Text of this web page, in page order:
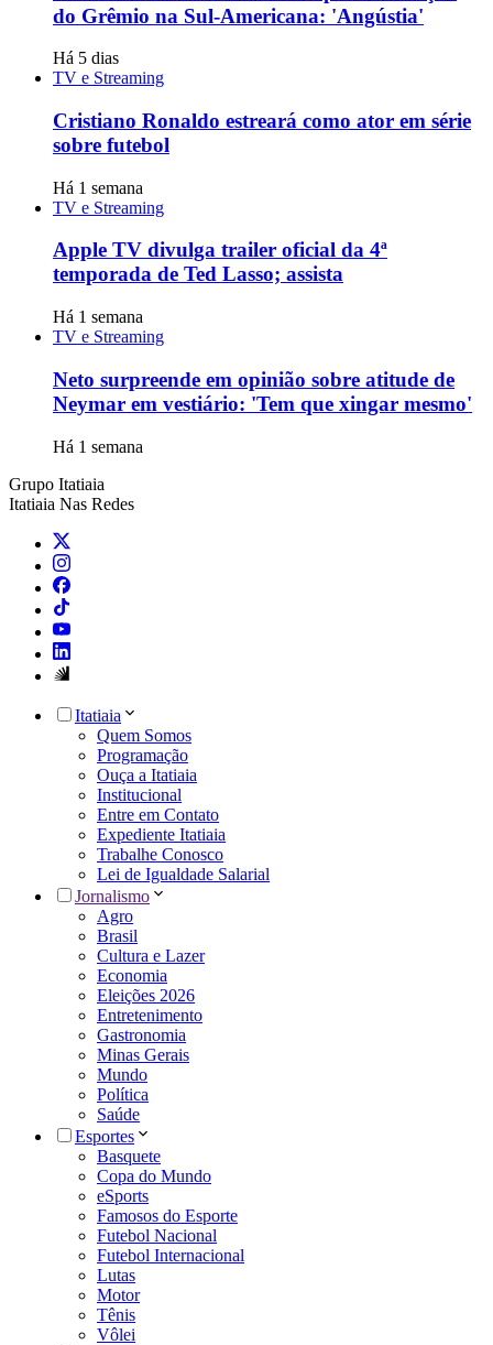
do Grêmio na Sul-Americana: 'Angústia'
Há 5 dias
TV e Streaming
Cristiano Ronaldo estreará como ator em série
sobre futebol
Há 1 semana
TV e Streaming
Apple TV divulga trailer oficial da 4ª
temporada de Ted Lasso; assista
Há 1 semana
TV e Streaming
Neto surpreende em opinião sobre atitude de
Neymar em vestiário: 'Tem que xingar mesmo'
Há 1 semana
Grupo Itatiaia
Itatiaia Nas Redes
Itatiaia
Quem Somos
Programação
Ouça a Itatiaia
Institucional
Entre em Contato
Expediente Itatiaia
Trabalhe Conosco
Lei de Igualdade Salarial
Jornalismo
Agro
Brasil
Cultura e Lazer
Economia
Eleições 2026
Entretenimento
Gastronomia
Minas Gerais
Mundo
Política
Saúde
Esportes
Basquete
Copa do Mundo
eSports
Famosos do Esporte
Futebol Nacional
Futebol Internacional
Lutas
Motor
Tênis
Vôlei